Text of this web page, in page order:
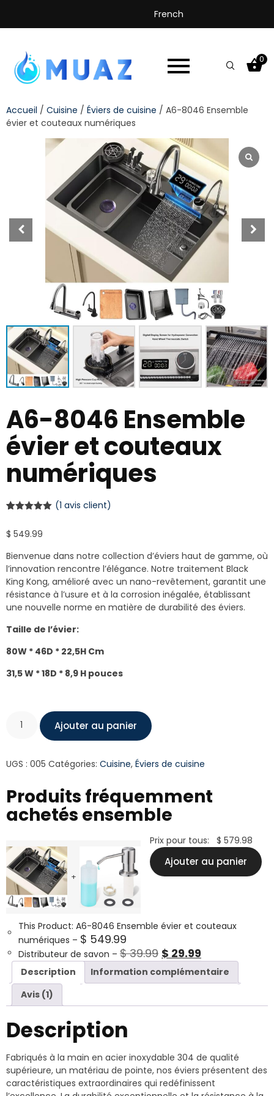
French
0
Accueil / Cuisine / Éviers de cuisine / A6-8046 Ensemble
évier et couteaux numériques
A6-8046 Ensemble
évier et couteaux
numériques
basé sur
client
(1 avis client)
$ 549.99
Bienvenue dans notre collection d’éviers haut de gamme, où
l’innovation rencontre l’élégance. Notre traitement Black
King Kong, amélioré avec un nano-revêtement, garantit une
résistance à l’usure et à la corrosion inégalée, établissant
une nouvelle norme en matière de durabilité des éviers.
Taille de l’évier:
80W * 46D * 22,5H Cm
31,5 W * 18D * 8,9 H pouces
Ajouter au panier
UGS : 005 Catégories: Cuisine, Éviers de cuisine
Produits fréquemment
achetés ensemble
+
Prix ​​pour tous: $ 579.98
Ajouter au panier
This Product: A6-8046 Ensemble évier et couteaux
numériques – $ 549.99
Distributeur de savon – $39.99 $ 29.99
Description
Information complémentaire
Avis (1)
Description
Fabriqués à la main en acier inoxydable 304 de qualité
supérieure, un matériau de pointe, nos éviers présentent des
caractéristiques extraordinaires qui redéfinissent